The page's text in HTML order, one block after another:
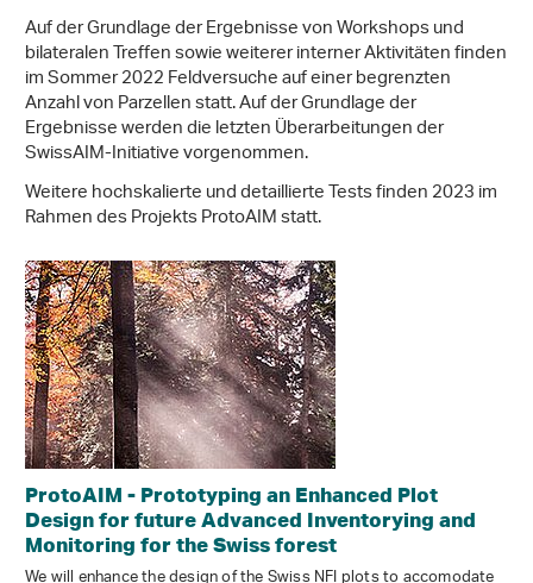
Auf der Grundlage der Ergebnisse von Workshops und
bilateralen Treffen sowie weiterer interner Aktivitäten finden
im Sommer 2022 Feldversuche auf einer begrenzten
Anzahl von Parzellen statt. Auf der Grundlage der
Ergebnisse werden die letzten Überarbeitungen der
SwissAIM-Initiative vorgenommen.
Weitere hochskalierte und detaillierte Tests finden 2023 im
Rahmen des Projekts ProtoAIM statt.
ProtoAIM - Prototyping an Enhanced Plot
Design for future Advanced Inventorying and
Monitoring for the Swiss forest